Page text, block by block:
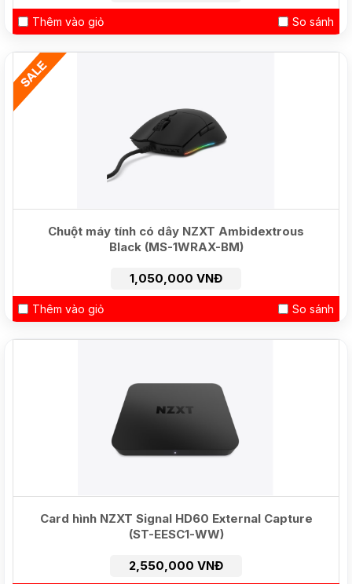
Thêm vào giỏ So sánh
Chuột máy tính có dây NZXT Ambidextrous
Black (MS-1WRAX-BM)
1,050,000 VNĐ
Thêm vào giỏ So sánh
Card hình NZXT Signal HD60 External Capture
(ST-EESC1-WW)
2,550,000 VNĐ